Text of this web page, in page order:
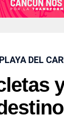
PLAYA DEL